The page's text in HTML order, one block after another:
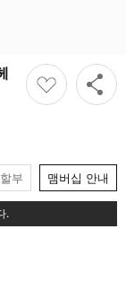
부 맴버십 안내
.